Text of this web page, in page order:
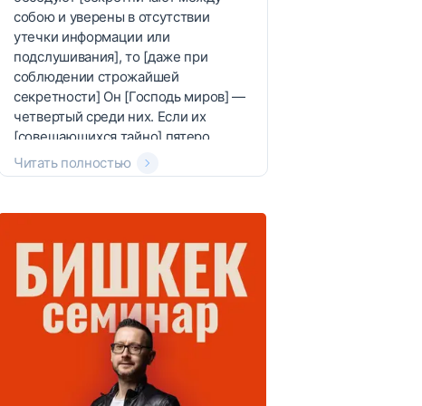
собою и уверены в отсутствии
утечки информации или
подслушивания], то [даже при
соблюдении строжайшей
секретности] Он [Господь миров] —
четвертый среди них. Если их
[совещающихся тайно] пятеро,
Читать полностью